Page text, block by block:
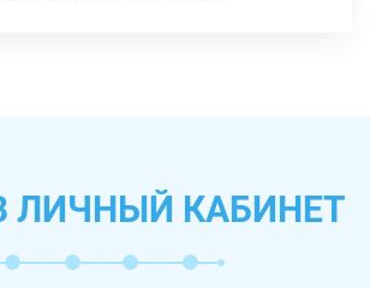
ЛИЧНЫЙ КАБИНЕТ